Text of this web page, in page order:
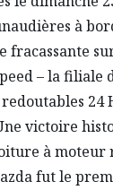
à
fracassante
– la filiale
24
victoire
à moteur
fut le